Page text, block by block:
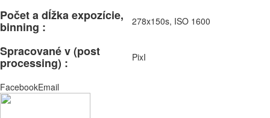
Počet a dĺžka expozície,
binning : 278x150s, ISO 1600
Spracované v (post
processing) : PixI
FacebookEmail